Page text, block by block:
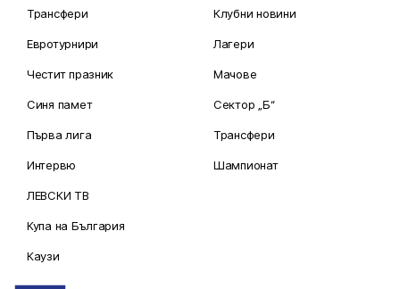
Трансфери
Евротурнири
Честит празник
Синя памет
Първа лига
Интервю
ЛЕВСКИ ТВ
Купа на България
Каузи
Клубни новини
Лагери
Мачове
Сектор „Б“
Трансфери
Шампионат